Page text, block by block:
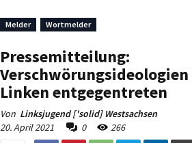
Melder Wortmelder
Pressemitteilung:
Linken entgegentreten
Von Linksjugend ['solid] Westsachsen
20. April 2021
0 266